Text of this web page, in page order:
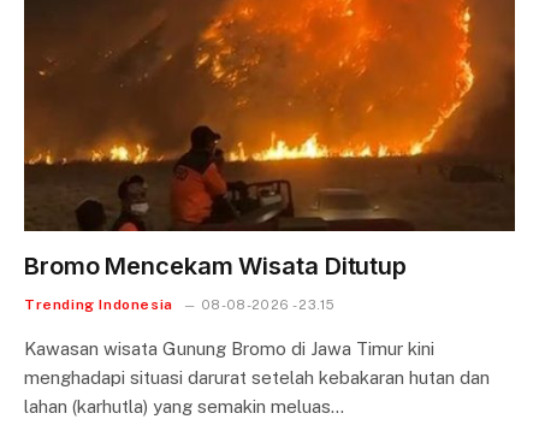
Bromo Mencekam Wisata Ditutup
Trending Indonesia 08-08-2026 - 23.15
Kawasan wisata Gunung Bromo di Jawa Timur kini
menghadapi situasi darurat setelah kebakaran hutan dan
lahan (karhutla) yang semakin meluas…